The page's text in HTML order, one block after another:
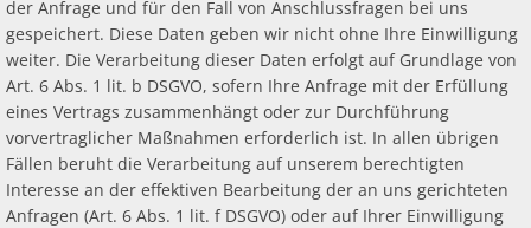
der Anfrage und für den Fall von Anschlussfragen bei uns
gespeichert. Diese Daten geben wir nicht ohne Ihre Einwilligung
weiter. Die Verarbeitung dieser Daten erfolgt auf Grundlage von
Art. 6 Abs. 1 lit. b DSGVO, sofern Ihre Anfrage mit der Erfüllung
eines Vertrags zusammenhängt oder zur Durchführung
vorvertraglicher Maßnahmen erforderlich ist. In allen übrigen
Fällen beruht die Verarbeitung auf unserem berechtigten
Interesse an der effektiven Bearbeitung der an uns gerichteten
Anfragen (Art. 6 Abs. 1 lit. f DSGVO) oder auf Ihrer Einwilligung